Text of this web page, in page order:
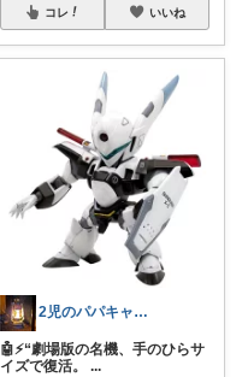
コレ いいね
2児のパパキャンパー
🤖⚡“劇場版の名機、手のひらサ
イズで復活。
...